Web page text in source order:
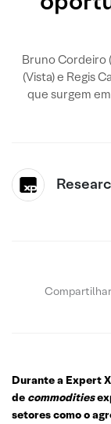
Bruno Cordeiro
(Vista) e Regis
que surgem
Durante a Expert
de commodities
setores como o